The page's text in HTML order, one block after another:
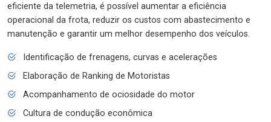
eficiente da telemetria, é possível aumentar a eficiência
operacional da frota, reduzir os custos com abastecimento e
manutenção e garantir um melhor desempenho dos veículos.
Identificação de frenagens, curvas e acelerações
Elaboração de Ranking de Motoristas
Acompanhamento de ociosidade do motor
Cultura de condução econômica